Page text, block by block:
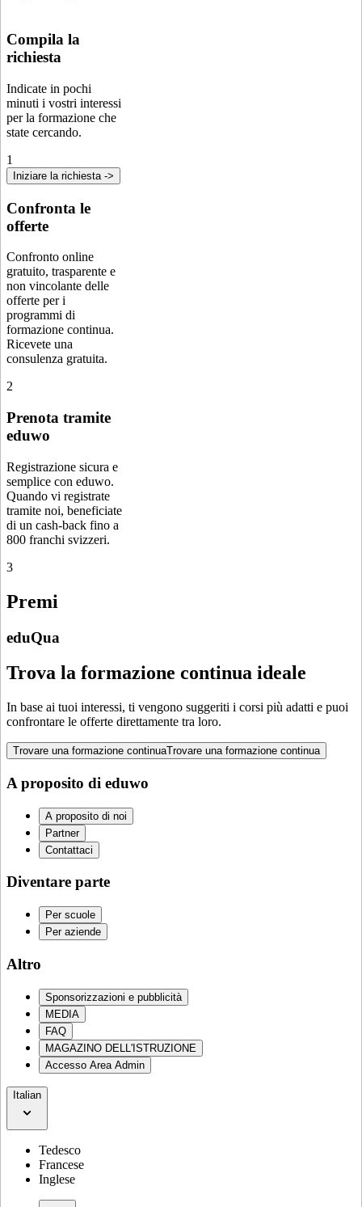
Compila la
richiesta
Indicate in pochi
minuti i vostri interessi
per la formazione che
state cercando.
1
Iniziare la richiesta ->
Confronta le
offerte
Confronto online
gratuito, trasparente e
non vincolante delle
offerte per i
programmi di
formazione continua.
Ricevete una
consulenza gratuita.
2
Prenota tramite
eduwo
Registrazione sicura e
semplice con eduwo.
Quando vi registrate
tramite noi, beneficiate
di un cash-back fino a
800 franchi svizzeri.
3
Premi
eduQua
Trova la formazione continua ideale
In base ai tuoi interessi, ti vengono suggeriti i corsi più adatti e puoi
confrontare le offerte direttamente tra loro.
Trovare una formazione continuaTrovare una formazione continua
A proposito di eduwo
A proposito di noi
Partner
Contattaci
Diventare parte
Per scuole
Per aziende
Altro
Sponsorizzazioni e pubblicità
MEDIA
FAQ
MAGAZINO DELL'ISTRUZIONE
Accesso Area Admin
Italian
Tedesco
Francese
Inglese